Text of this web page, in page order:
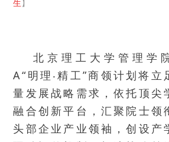
生】
北京理工大学管理学
A“明理‧精工”商领计划将立
量发展战略需求，依托顶尖
融合创新平台，汇聚院士领
头部企业产业领袖，创设产